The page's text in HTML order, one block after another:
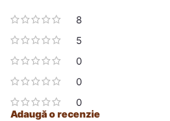
8
5
0
0
0
Adaugă o recenzie